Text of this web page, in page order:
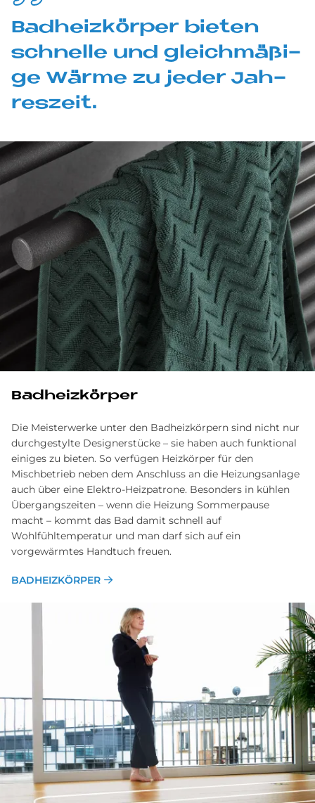
Bad­heiz­kör­per bie­ten
schnel­le und gleich­mä­ßi­
ge Wär­me zu je­der Jah­
res­zeit.
Bad­heiz­kör­per
Die Meisterwerke unter den Badheizkörpern sind nicht nur
durchgestylte Designerstücke – sie haben auch funktional
einiges zu bieten. So verfügen Heizkörper für den
Mischbetrieb neben dem Anschluss an die Heizungsanlage
auch über eine Elektro-Heizpatrone. Besonders in kühlen
Übergangszeiten – wenn die Heizung Sommerpause
macht – kommt das Bad damit schnell auf
Wohlfühltemperatur und man darf sich auf ein
vorgewärmtes Handtuch freuen.
BADHEIZKÖRPER